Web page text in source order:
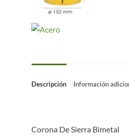
Descripción Información
Corona De Sierra Bimetal